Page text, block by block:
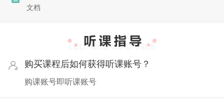
文档
购买课程后如何获得听课账号？
购课账号即听课账号